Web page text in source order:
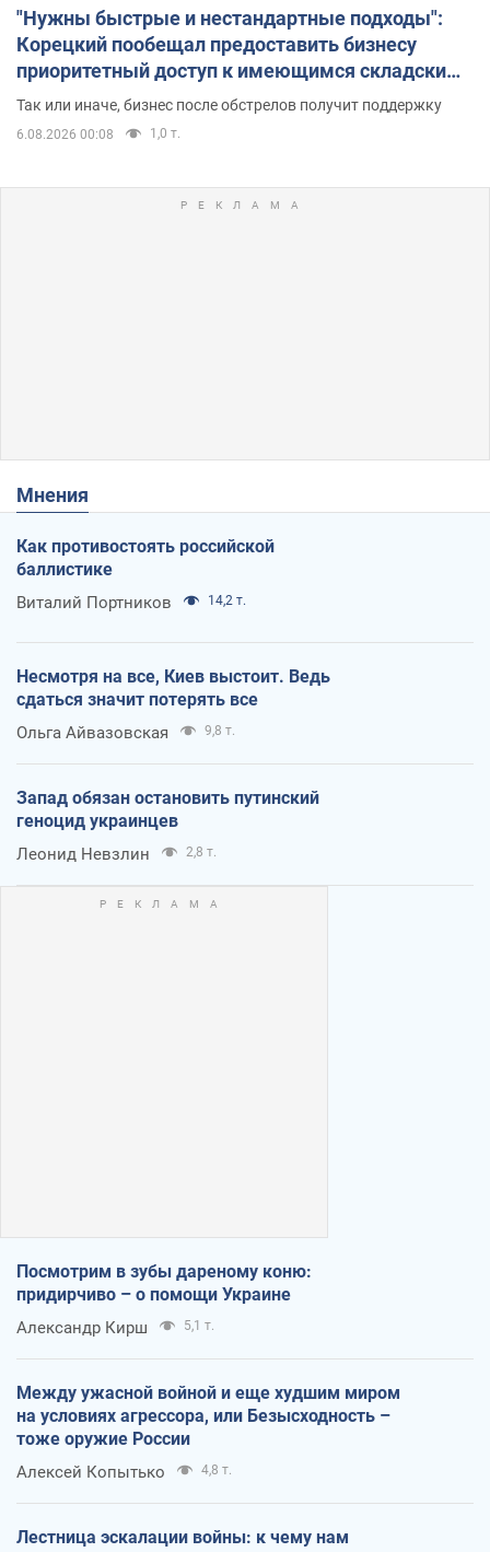
"Нужны быстрые и нестандартные подходы":
Корецкий пообещал предоставить бизнесу
приоритетный доступ к имеющимся складским
помещениям
Так или иначе, бизнес после обстрелов получит поддержку
6.08.2026 00:08 1,0 т.
Мнения
Как противостоять российской
баллистике
Виталий Портников 14,2 т.
Несмотря на все, Киев выстоит. Ведь
сдаться значит потерять все
Ольга Айвазовская 9,8 т.
Запад обязан остановить путинский
геноцид украинцев
Леонид Невзлин 2,8 т.
Посмотрим в зубы дареному коню:
придирчиво – о помощи Украине
Александр Кирш 5,1 т.
Между ужасной войной и еще худшим миром
на условиях агрессора, или Безысходность –
тоже оружие России
Алексей Копытько 4,8 т.
Лестница эскалации войны: к чему нам